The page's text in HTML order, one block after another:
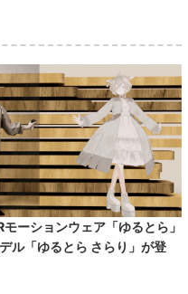
ーションウェア「ゆるとら」
ル「ゆるとら さらり」が登